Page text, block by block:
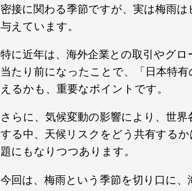
密接に関わる季節ですが、実は梅雨
与えています。
特に近年は、海外企業との取引やグ
当たり前になったことで、「日本特
えるかも、重要なポイントです。
さらに、気候変動の影響により、世
する中、天候リスクをどう共有する
題にもなりつつあります。
今回は、梅雨という季節を切り口に